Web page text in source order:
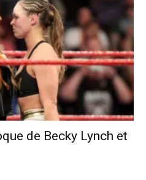
de Becky Lynch et